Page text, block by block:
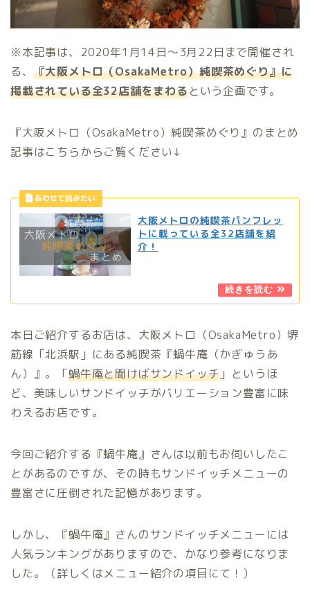
※本記事は、2020年1月14日〜3月22日まで開催され
る、 『大阪メトロ（OsakaMetro）純喫茶めぐり』に
掲載されている全32店舗をまわるという企画です。
『大阪メトロ（OsakaMetro）純喫茶めぐり』のまとめ
記事はこちらからご覧ください↓
大阪メトロの純喫茶パンフレッ
トに載っている全32店舗を紹
介！
本日ご紹介するお店は、大阪メトロ（OsakaMetro）堺
筋線「北浜駅」にある純喫茶『蝸牛庵（かぎゅうあ
ん）』。「蝸牛庵と聞けばサンドイッチ 」というほ
ど、美味しいサンドイッチがバリエーション豊富に味
わえるお店です。
今回ご紹介する『蝸牛庵』さんは以前もお伺いしたこ
とがあるのですが、その時もサンドイッチメニューの
豊富さに圧倒された記憶があります。
しかし、『蝸牛庵』さんのサンドイッチメニューには
人気ランキングがありますので、かなり参考になりま
した。（詳しくはメニュー紹介の項目にて！）